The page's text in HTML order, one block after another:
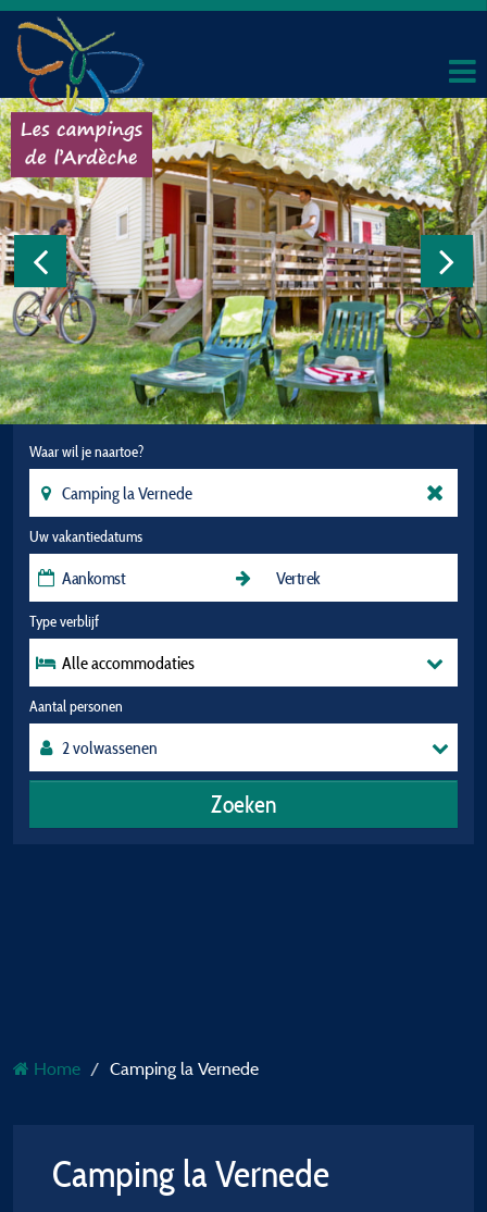
Waar wil je naartoe?
Uw vakantiedatums
Type verblijf
Alle accommodaties
Aantal personen
Zoeken
Home Camping la Vernede
Camping la Vernede